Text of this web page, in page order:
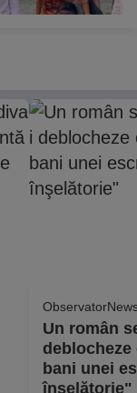
Un român
bani unei
înşelătorie"